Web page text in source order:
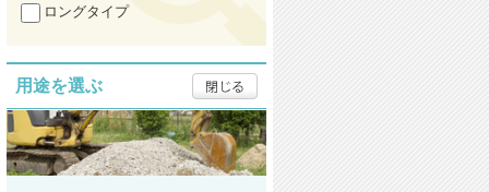
ロングタイプ
用途を選ぶ